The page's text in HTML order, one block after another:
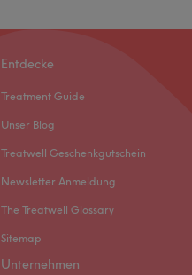
Entdecke
Treatment Guide
Unser Blog
Treatwell Geschenkgutschein
Newsletter Anmeldung
The Treatwell Glossary
Sitemap
Unternehmen